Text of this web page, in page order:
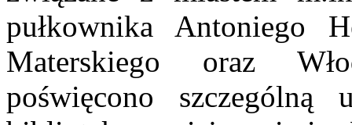
pułkownika Antoniego
Materskiego oraz
poświęcono